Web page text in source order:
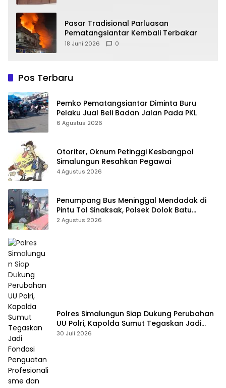
Pasar Tradisional Parluasan
Pematangsiantar Kembali Terbakar
18 Juni 2026 0
Pos Terbaru
Pemko Pematangsiantar Diminta Buru
Pelaku Jual Beli Badan Jalan Pada PKL
6 Agustus 2026
Otoriter, Oknum Petinggi Kesbangpol
Simalungun Resahkan Pegawai
4 Agustus 2026
Penumpang Bus Meninggal Mendadak di
Pintu Tol Sinaksak, Polsek Dolok Batu
Nanggar Gerak Cepat Olah TKP
2 Agustus 2026
Polres Simalungun Siap Dukung Perubahan
UU Polri, Kapolda Sumut Tegaskan Jadi
Fondasi Penguatan Profesionalisme dan
30 Juli 2026